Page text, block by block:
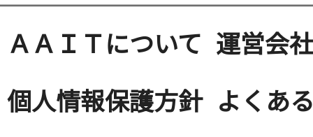
ＡＡＩＴについて 運営会社
個人情報保護方針 よくあ